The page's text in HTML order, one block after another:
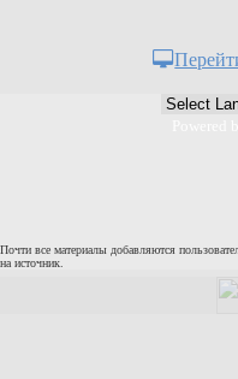
Музыкальный архив
Видео архив
Почти все материалы добавляются
на источник.